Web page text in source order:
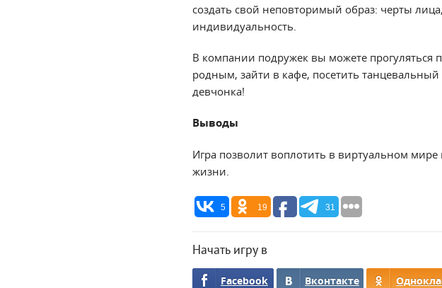
создать свой неповторимый образ: черты
индивидуальность.
В компании подружек вы можете прогуляться
родным, зайти в кафе, посетить
девчонка!
Выводы
Игра позволит воплотить в виртуальном
жизни.
5 19 31
Начать игру в
Facebook Вконтакте